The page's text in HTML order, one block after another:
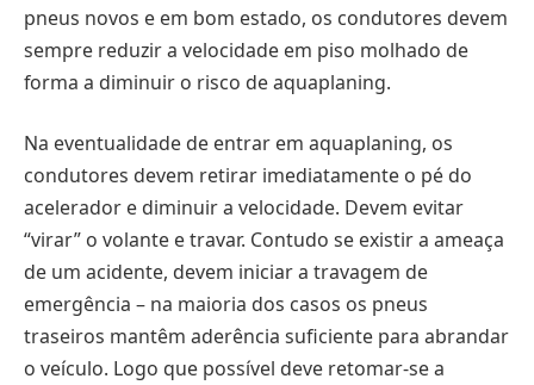
pneus novos e em bom estado, os condutores devem
sempre reduzir a velocidade em piso molhado de
forma a diminuir o risco de aquaplaning.
Na eventualidade de entrar em aquaplaning, os
condutores devem retirar imediatamente o pé do
acelerador e diminuir a velocidade. Devem evitar
“virar” o volante e travar. Contudo se existir a ameaça
de um acidente, devem iniciar a travagem de
emergência – na maioria dos casos os pneus
traseiros mantêm aderência suficiente para abrandar
o veículo. Logo que possível deve retomar-se a